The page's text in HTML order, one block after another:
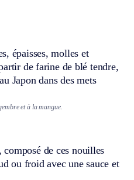
épaisses, molles et
de farine de blé tendre,
Japon dans des mets
et à la mangue.
de ces nouilles
ou froid avec une sauce et